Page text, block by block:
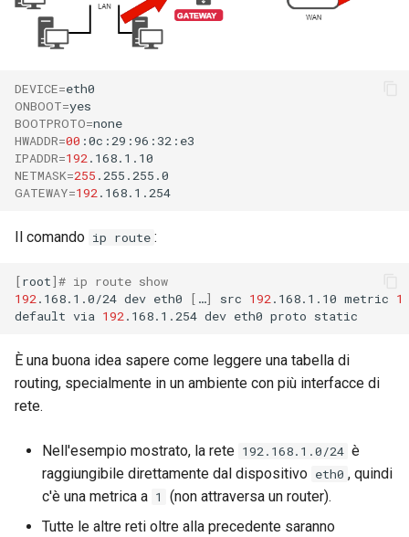
DEVICE=
ONBOOT=
BOOTPROTO=
HWADDR=00
IPADDR=192
NETMASK=255
GATEWAY=192
Il comando ip route :
[root]# ip route show
192 .168.1.0/24 dev eth0 [ …] src 192 .168.1.10 metric 1
default via 192 .168.1.254 dev eth0 proto
È una buona idea sapere come leggere una tabella di
routing, specialmente in un ambiente con più interfacce di
rete.
Nell'esempio mostrato, la rete 192.168.1.0/24 è
raggiungibile direttamente dal dispositivo eth0 , quindi
c'è una metrica a 1
(non attraversa un router).
Tutte le altre reti oltre alla precedente saranno